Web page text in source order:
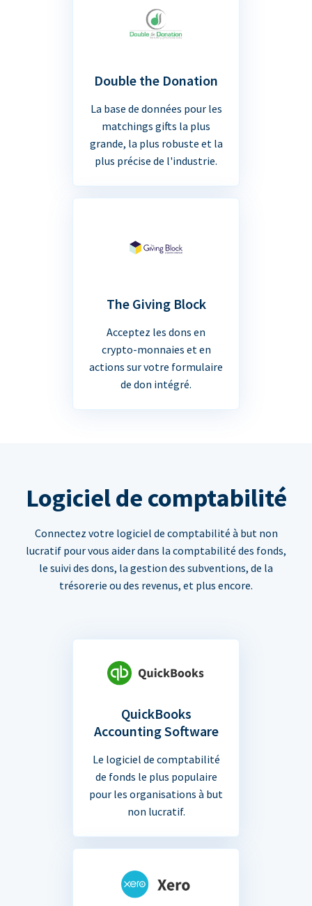
Double the Donation
La base de données pour les
matchings gifts la plus
grande, la plus robuste et la
plus précise de l'industrie.
The Giving Block
Acceptez les dons en
crypto-monnaies et en
actions sur votre formulaire
de don intégré.
Logiciel de comptabilité
Connectez votre logiciel de comptabilité à but non
lucratif pour vous aider dans la comptabilité des fonds,
le suivi des dons, la gestion des subventions, de la
trésorerie ou des revenus, et plus encore.
QuickBooks
Accounting Software
Le logiciel de comptabilité
de fonds le plus populaire
pour les organisations à but
non lucratif.